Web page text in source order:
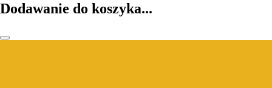
Dodawanie do koszyka...